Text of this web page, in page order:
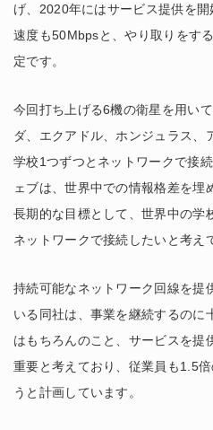
げ、2020年にはサービス提供を
速度も50Mbpsと、やり取りをす
定です。
今回打ち上げる6機の衛星を用い
ダ、エクアドル、ホンジュラス、
学校1つずつとネットワークで接
ェブは、世界中での情報格差を埋
長期的な目標として、世界中の学
ネットワークで接続したいと考え
持続可能なネットワーク回線を提
いる同社は、事業を継続するのに
はもちろんのこと、サービスを提
重要と考えており、従業員も1.5
うと計画しています。